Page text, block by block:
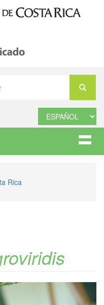
Buscar
Rica
Next